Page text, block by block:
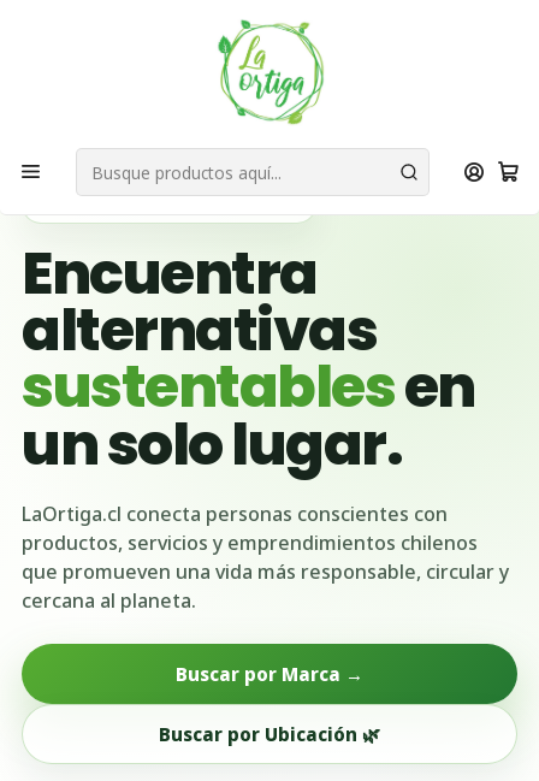
Bienvenid@s a quienes quieren un planeta más verde...
Nuestra Misión
Ubicación Emprendedores
Concepción
🌱 BUSCADOR VERDE DE CHILE
Encuentra
alternativas
sustentablesen
un solo lugar.
LaOrtiga.cl conecta personas conscientes con
productos, servicios y emprendimientos chilenos
que promueven una vida más responsable, circular y
cercana al planeta.
Buscar por Marca →
Buscar por Ubicación 🌿